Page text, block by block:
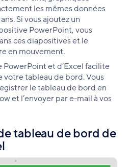
les mêmes données
Si vous ajoutez un
PowerPoint, vous
ces diapositives et le
en mouvement.
PowerPoint et d’Excel facilite
tableau de bord. Vous
le tableau de bord en
et l’envoyer par e-mail à vos
tableau de bord de